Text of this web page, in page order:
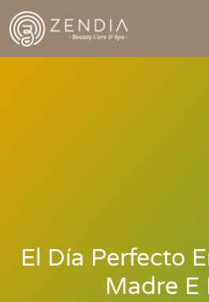
El Día Perfecto
Madre E